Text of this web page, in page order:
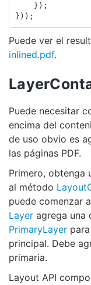
});
}));
Puede ver el
inlined.pdf.
Puede necesitar
encima del
de uso obvio es
las páginas PDF.
Primero, obtenga
al método
puede comenzar
Layer agrega una
PrimaryLayer
principal. Debe
primaria.
Layout API